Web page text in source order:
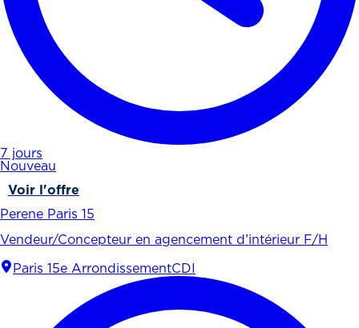
7 jours
Nouveau
Voir l'offre
Perene Paris 15
Vendeur/Concepteur en agencement d’intérieur F/H
Paris 15e ArrondissementCDI